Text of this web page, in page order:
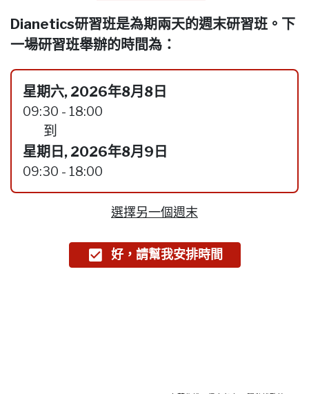
Dianetics研習班是為期兩天的週末研習班。下
一場研習班舉辦的時間為：
星期六, 2026年8月8日
09:30 - 18:00
到
星期日, 2026年8月9日
09:30 - 18:00
選擇另一個週末
好，請幫我安排時間